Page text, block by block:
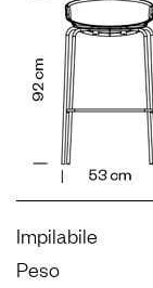
Impilabile
Peso